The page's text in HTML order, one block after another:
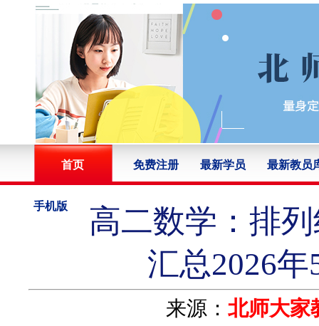
首页 免费注册 最新学员 最新教员
手机版
高二数学：排
汇总2026
来源：北师大家